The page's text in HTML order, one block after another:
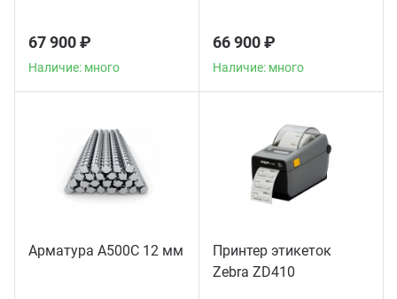
67 900 ₽
Наличие: много
66 900 ₽
Наличие: много
Арматура А500С 12 мм
Принтер этикеток
Zebra ZD410